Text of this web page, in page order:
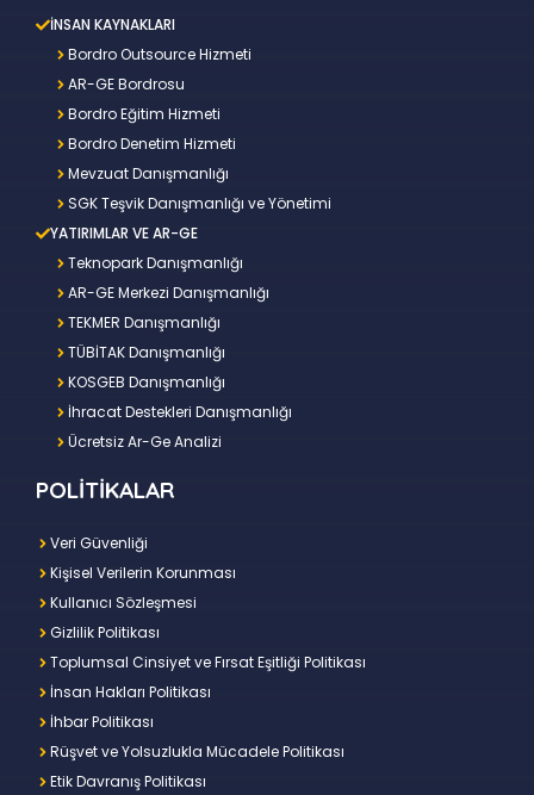
İNSAN KAYNAKLARI
Bordro Outsource Hizmeti
AR-GE Bordrosu
Bordro Eğitim Hizmeti
Bordro Denetim Hizmeti
Mevzuat Danışmanlığı
SGK Teşvik Danışmanlığı ve Yönetimi
YATIRIMLAR VE AR-GE
Teknopark Danışmanlığı
AR-GE Merkezi Danışmanlığı
TEKMER Danışmanlığı
TÜBİTAK Danışmanlığı
KOSGEB Danışmanlığı
İhracat Destekleri Danışmanlığı
Ücretsiz Ar-Ge Analizi
POLİTİKALAR
Veri Güvenliği
Kişisel Verilerin Korunması
Kullanıcı Sözleşmesi
Gizlilik Politikası
Toplumsal Cinsiyet ve Fırsat Eşitliği Politikası
İnsan Hakları Politikası
İhbar Politikası
Rüşvet ve Yolsuzlukla Mücadele Politikası
Etik Davranış Politikası